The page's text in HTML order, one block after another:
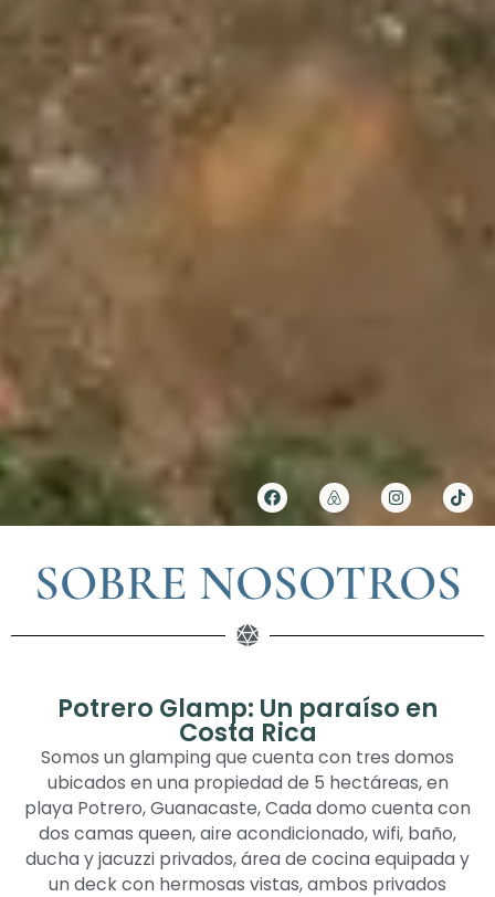
SOBRE NOSOTROS
Potrero Glamp: Un paraíso en
Costa Rica
Somos un glamping que cuenta con tres domos
ubicados en una propiedad de 5 hectáreas, en
playa Potrero, Guanacaste, Cada domo cuenta con
dos camas queen, aire acondicionado, wifi, baño,
ducha y jacuzzi privados, área de cocina equipada y
un deck con hermosas vistas, ambos privados